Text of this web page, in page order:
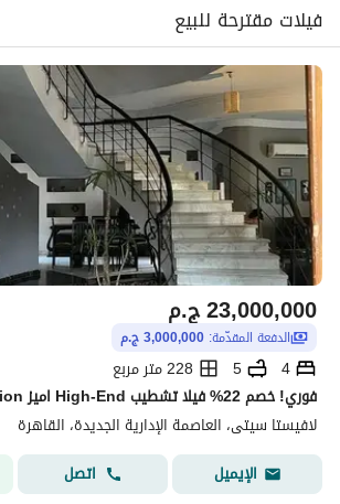
فيلات مقترحة للبيع
ج.م23,000,000
الدفعة المقدّمة: 3,000,000 ج.م
4
5
228 متر مربع
لافيستا سيتى، العاصمة الإدارية الجديدة، القاهرة
الإيميل
اتصل